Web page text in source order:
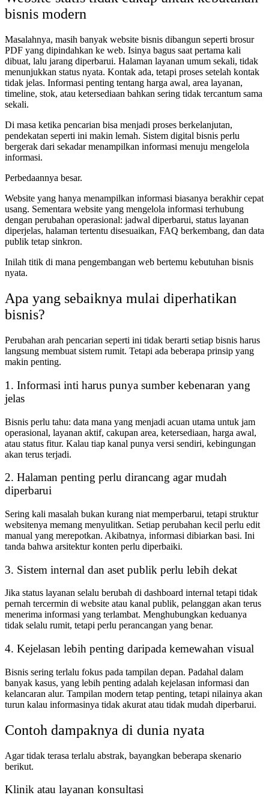
bisnis modern
Masalahnya, masih banyak website bisnis dibangun seperti brosur
PDF yang dipindahkan ke web. Isinya bagus saat pertama kali
dibuat, lalu jarang diperbarui. Halaman layanan umum sekali, tidak
menunjukkan status nyata. Kontak ada, tetapi proses setelah kontak
tidak jelas. Informasi penting tentang harga awal, area layanan,
timeline, stok, atau ketersediaan bahkan sering tidak tercantum sama
sekali.
Di masa ketika pencarian bisa menjadi proses berkelanjutan,
pendekatan seperti ini makin lemah. Sistem digital bisnis perlu
bergerak dari sekadar menampilkan informasi menuju mengelola
informasi.
Perbedaannya besar.
Website yang hanya menampilkan informasi biasanya berakhir cepat
usang. Sementara website yang mengelola informasi terhubung
dengan perubahan operasional: jadwal diperbarui, status layanan
diperjelas, halaman tertentu disesuaikan, FAQ berkembang, dan data
publik tetap sinkron.
Inilah titik di mana pengembangan web bertemu kebutuhan bisnis
nyata.
Apa yang sebaiknya mulai diperhatikan
bisnis?
Perubahan arah pencarian seperti ini tidak berarti setiap bisnis harus
langsung membuat sistem rumit. Tetapi ada beberapa prinsip yang
makin penting.
1. Informasi inti harus punya sumber kebenaran yang
jelas
Bisnis perlu tahu: data mana yang menjadi acuan utama untuk jam
operasional, layanan aktif, cakupan area, ketersediaan, harga awal,
atau status fitur. Kalau tiap kanal punya versi sendiri, kebingungan
akan terus terjadi.
2. Halaman penting perlu dirancang agar mudah
diperbarui
Sering kali masalah bukan kurang niat memperbarui, tetapi struktur
websitenya memang menyulitkan. Setiap perubahan kecil perlu edit
manual yang merepotkan. Akibatnya, informasi dibiarkan basi. Ini
tanda bahwa arsitektur konten perlu diperbaiki.
3. Sistem internal dan aset publik perlu lebih dekat
Jika status layanan selalu berubah di dashboard internal tetapi tidak
pernah tercermin di website atau kanal publik, pelanggan akan terus
menerima informasi yang terlambat. Menghubungkan keduanya
tidak selalu rumit, tetapi perlu perancangan yang benar.
4. Kejelasan lebih penting daripada kemewahan visual
Bisnis sering terlalu fokus pada tampilan depan. Padahal dalam
banyak kasus, yang lebih penting adalah kejelasan informasi dan
kelancaran alur. Tampilan modern tetap penting, tetapi nilainya akan
turun kalau informasinya tidak akurat atau tidak mudah diperbarui.
Contoh dampaknya di dunia nyata
Agar tidak terasa terlalu abstrak, bayangkan beberapa skenario
berikut.
Klinik atau layanan konsultasi